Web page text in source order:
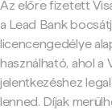
Az előre fizetett
a Lead Bank
licencengedélye
használható, ahol a
jelentkezéshez
lenned. Díjak